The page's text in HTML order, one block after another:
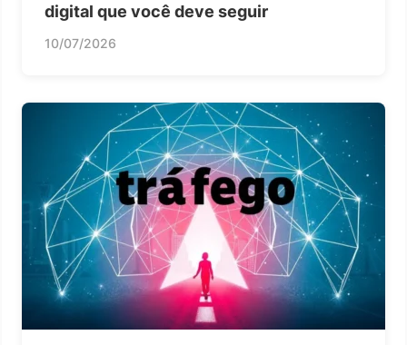
digital que você deve seguir
10/07/2026